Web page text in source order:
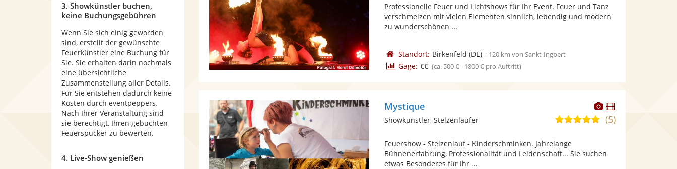
bereit.
5
Sternen
Professionelle Feuer und Lichtshows für Ihr Event. Feuer und Tanz
verschmelzen mit vielen Elementen sinnlich, lebendig und modern
zu wunderschönen ...
Standort: Birkenfeld (DE)- 120 km von Sankt Ingbert
Gage: €€ (ca. 500 € - 1800 € pro Auftritt)
Dieser
Künstler
stellt
Dieser
Künstler
Mystique
5,0
Sternen
(5)
Showkünstler, Stelzenläufer
Feuershow - Stelzenlauf - Kinderschminken. Jahrelange
Bühnenerfahrung, Professionalität und Leidenschaft... Sie suchen
etwas Besonderes für Ihr ...
3. Showkünstler buchen,
keine Buchungsgebühren
Wenn Sie sich einig geworden
sind, erstellt der gewünschte
Feuerkünstler eine Buchung für
Sie. Sie erhalten darin nochmals
eine übersichtliche
Zusammenstellung aller Details.
Für Sie entstehen dadurch keine
Kosten durch eventpeppers.
Nach Ihrer Veranstaltung sind
sie berechtigt, Ihren gebuchten
Feuerspucker zu bewerten.
4. Live-Show genießen